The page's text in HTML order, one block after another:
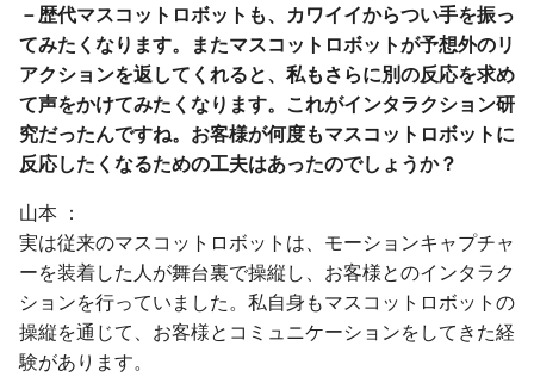
－歴代マスコットロボットも、カワイイからつい手を振っ
てみたくなります。またマスコットロボットが予想外のリ
アクションを返してくれると、私もさらに別の反応を求め
て声をかけてみたくなります。これがインタラクション研
究だったんですね。お客様が何度もマスコットロボットに
反応したくなるための工夫はあったのでしょうか？
山本
実は従来のマスコットロボットは、モーションキャプチャ
ーを装着した人が舞台裏で操縦し、お客様とのインタラク
ションを行っていました。私自身もマスコットロボットの
操縦を通じて、お客様とコミュニケーションをしてきた経
験があります。